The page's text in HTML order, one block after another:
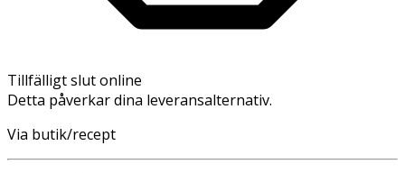
Tillfälligt slut online
Detta påverkar dina leveransalternativ.
Via butik/recept